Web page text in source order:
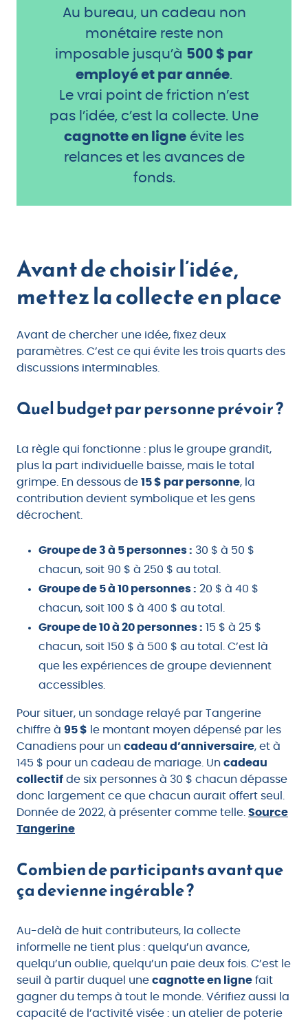
Au bureau, un cadeau non
monétaire reste non
imposable jusqu’à 500 $ par
employé et par année.
Le vrai point de friction n’est
pas l’idée, c’est la collecte. Une
cagnotte en ligne évite les
relances et les avances de
fonds.
Avant de choisir l’idée,
mettez la collecte en place
Avant de chercher une idée, fixez deux
paramètres. C’est ce qui évite les trois quarts des
discussions interminables.
Quel budget par personne prévoir ?
La règle qui fonctionne : plus le groupe grandit,
plus la part individuelle baisse, mais le total
grimpe. En dessous de 15 $ par personne, la
contribution devient symbolique et les gens
décrochent.
Groupe de 3 à 5 personnes : 30 $ à 50 $
chacun, soit 90 $ à 250 $ au total.
Groupe de 5 à 10 personnes : 20 $ à 40 $
chacun, soit 100 $ à 400 $ au total.
Groupe de 10 à 20 personnes : 15 $ à 25 $
chacun, soit 150 $ à 500 $ au total. C’est là
que les expériences de groupe deviennent
accessibles.
Pour situer, un sondage relayé par Tangerine
chiffre à 95 $ le montant moyen dépensé par les
Canadiens pour un cadeau d’anniversaire, et à
145 $ pour un cadeau de mariage. Un cadeau
collectif de six personnes à 30 $ chacun dépasse
donc largement ce que chacun aurait offert seul.
Donnée de 2022, à présenter comme telle. Source
Tangerine
Combien de participants avant que
ça devienne ingérable ?
Au-delà de huit contributeurs, la collecte
informelle ne tient plus : quelqu’un avance,
quelqu’un oublie, quelqu’un paie deux fois. C’est le
seuil à partir duquel une cagnotte en ligne fait
gagner du temps à tout le monde. Vérifiez aussi la
capacité de l’activité visée : un atelier de poterie